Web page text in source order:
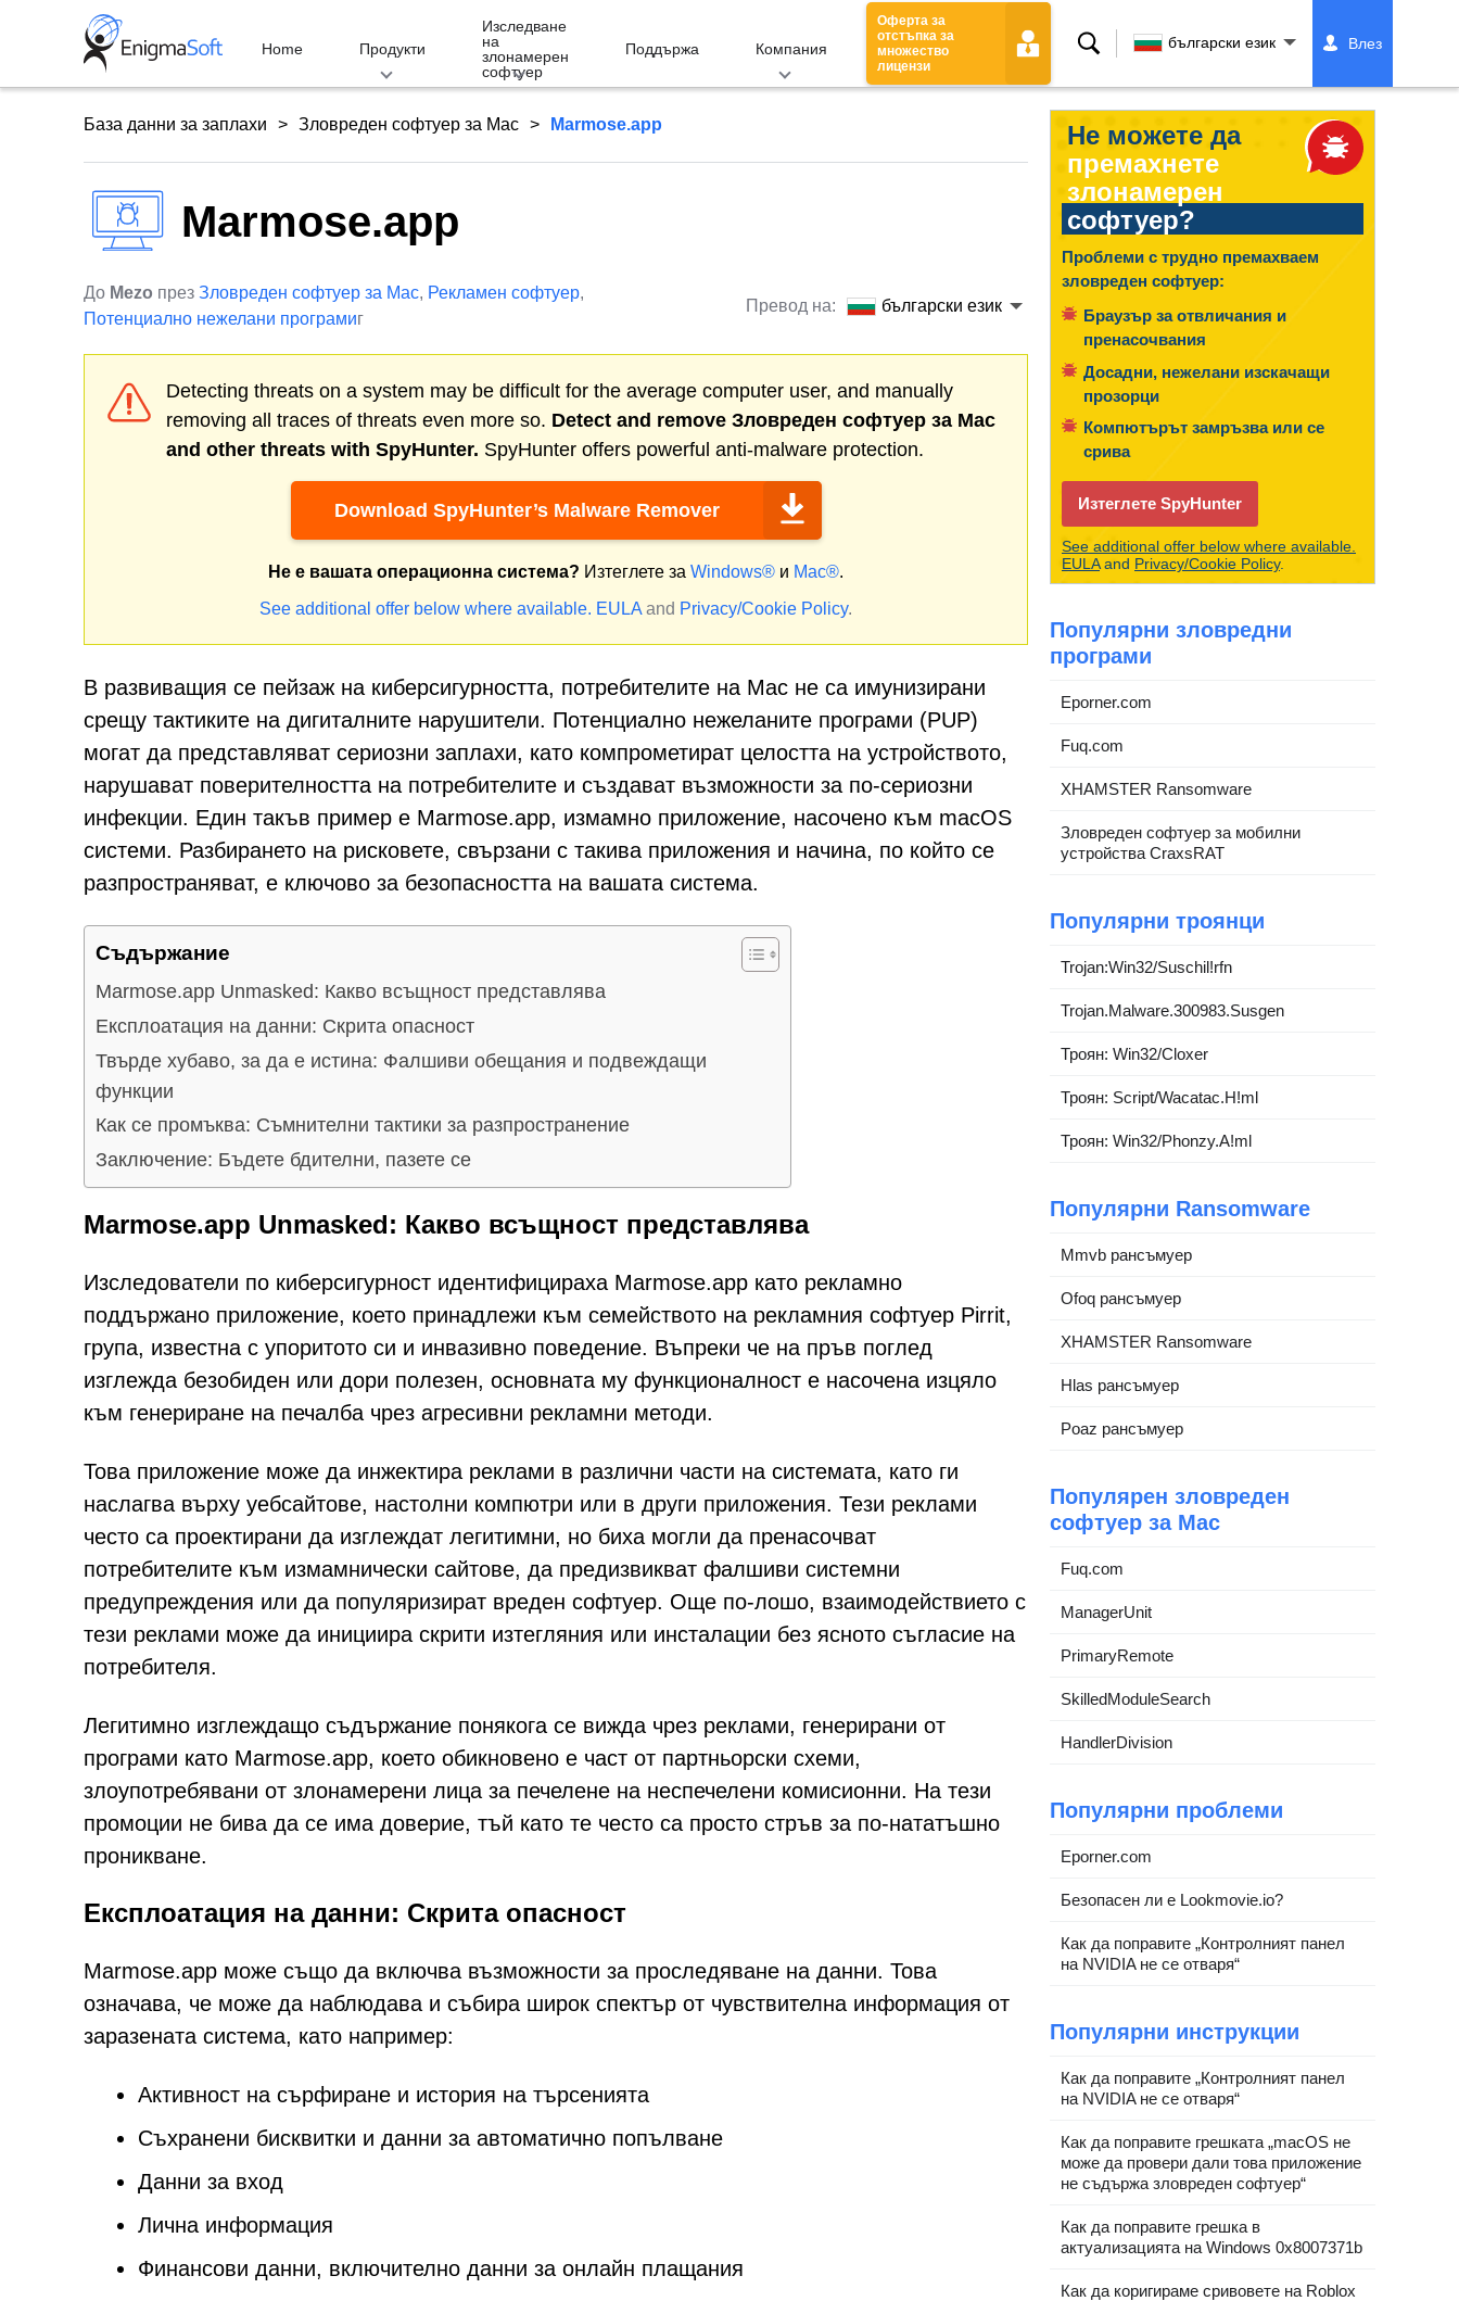
Home Продукти
Изследване
на
злонамерен
софтуер
Поддържа Компания
Оферта за
отстъпка за
множество
лицензи
Търсене български език Влез
База данни за заплахи Зловреден софтуер за Mac Marmose.app
Marmose.app
До Mezo през Зловреден софтуер за Mac, Рекламен софтуер,
Потенциално нежелани програмиг
Превод на: български език
Detecting threats on a system may be difficult for the average computer user, and manually
removing all traces of threats even more so. Detect and remove Зловреден софтуер за Mac
and other threats with SpyHunter. SpyHunter offers powerful anti-malware protection.
Download SpyHunter’s Malware Remover
Не е вашата операционна система? Изтеглете за Windows® и Mac®.
See additional offer below where available. EULA and Privacy/Cookie Policy.
В развиващия се пейзаж на киберсигурността, потребителите на Mac не са имунизирани
срещу тактиките на дигиталните нарушители. Потенциално нежеланите програми (PUP)
могат да представляват сериозни заплахи, като компрометират целостта на устройството,
нарушават поверителността на потребителите и създават възможности за по-сериозни
инфекции. Един такъв пример е Marmose.app, измамно приложение, насочено към macOS
системи. Разбирането на рисковете, свързани с такива приложения и начина, по който се
разпространяват, е ключово за безопасността на вашата система.
Съдържание
Marmose.app Unmasked: Какво всъщност представлява
Експлоатация на данни: Скрита опасност
Твърде хубаво, за да е истина: Фалшиви обещания и подвеждащи
функции
Как се промъква: Съмнителни тактики за разпространение
Заключение: Бъдете бдителни, пазете се
Marmose.app Unmasked: Какво всъщност представлява
Изследователи по киберсигурност идентифицираха Marmose.app като рекламно
поддържано приложение, което принадлежи към семейството на рекламния софтуер Pirrit,
група, известна с упоритото си и инвазивно поведение. Въпреки че на пръв поглед
изглежда безобиден или дори полезен, основната му функционалност е насочена изцяло
към генериране на печалба чрез агресивни рекламни методи.
Това приложение може да инжектира реклами в различни части на системата, като ги
наслагва върху уебсайтове, настолни компютри или в други приложения. Тези реклами
често са проектирани да изглеждат легитимни, но биха могли да пренасочват
потребителите към измамнически сайтове, да предизвикват фалшиви системни
предупреждения или да популяризират вреден софтуер. Още по-лошо, взаимодействието с
тези реклами може да инициира скрити изтегляния или инсталации без ясното съгласие на
потребителя.
Легитимно изглеждащо съдържание понякога се вижда чрез реклами, генерирани от
програми като Marmose.app, което обикновено е част от партньорски схеми,
злоупотребявани от злонамерени лица за печелене на неспечелени комисионни. На тези
промоции не бива да се има доверие, тъй като те често са просто стръв за по-нататъшно
проникване.
Експлоатация на данни: Скрита опасност
Marmose.app може също да включва възможности за проследяване на данни. Това
означава, че може да наблюдава и събира широк спектър от чувствителна информация от
заразената система, като например:
Активност на сърфиране и история на търсенията
Съхранени бисквитки и данни за автоматично попълване
Данни за вход
Лична информация
Финансови данни, включително данни за онлайн плащания
Не можете да
премахнете
злонамерен
софтуер?
Проблеми с трудно премахваем
зловреден софтуер:
Браузър за отвличания и
пренасочвания
Досадни, нежелани изскачащи
прозорци
Компютърът замръзва или се
срива
Изтеглете SpyHunter
See additional offer below where available.
EULAand Privacy/Cookie Policy.
Популярни зловредни
програми
Eporner.com
Fuq.com
XHAMSTER Ransomware
Зловреден софтуер за мобилни
устройства CraxsRAT
Популярни троянци
Trojan:Win32/Suschil!rfn
Trojan.Malware.300983.Susgen
Троян: Win32/Cloxer
Троян: Script/Wacatac.H!ml
Троян: Win32/Phonzy.A!ml
Популярни Ransomware
Mmvb рансъмуер
Ofoq рансъмуер
XHAMSTER Ransomware
Hlas рансъмуер
Poaz рансъмуер
Популярен зловреден
софтуер за Mac
Fuq.com
ManagerUnit
PrimaryRemote
SkilledModuleSearch
HandlerDivision
Популярни проблеми
Eporner.com
Безопасен ли е Lookmovie.io?
Как да поправите „Контролният панел
на NVIDIA не се отваря“
Популярни инструкции
Как да поправите „Контролният панел
на NVIDIA не се отваря“
Как да поправите грешката „macOS не
може да провери дали това приложение
не съдържа зловреден софтуер“
Как да поправите грешка в
актуализацията на Windows 0x8007371b
Как да коригираме сривовете на Roblox